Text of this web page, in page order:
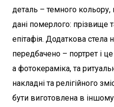
деталь – темного кольору,
дані померлого: прізвище
епітафія. Додаткова стела
передбачено – портрет і
а фотокераміка, та
накладні та релігійного
бути виготовлена ​​в іншому